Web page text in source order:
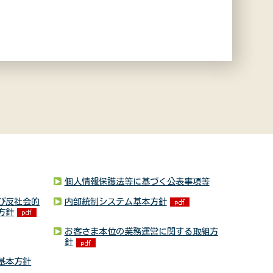
個人情報保護法等に基づく公表事項等
反社会的
針
内部統制システム基本方針
お客さま本位の業務運営に関する取組方
針
本方針